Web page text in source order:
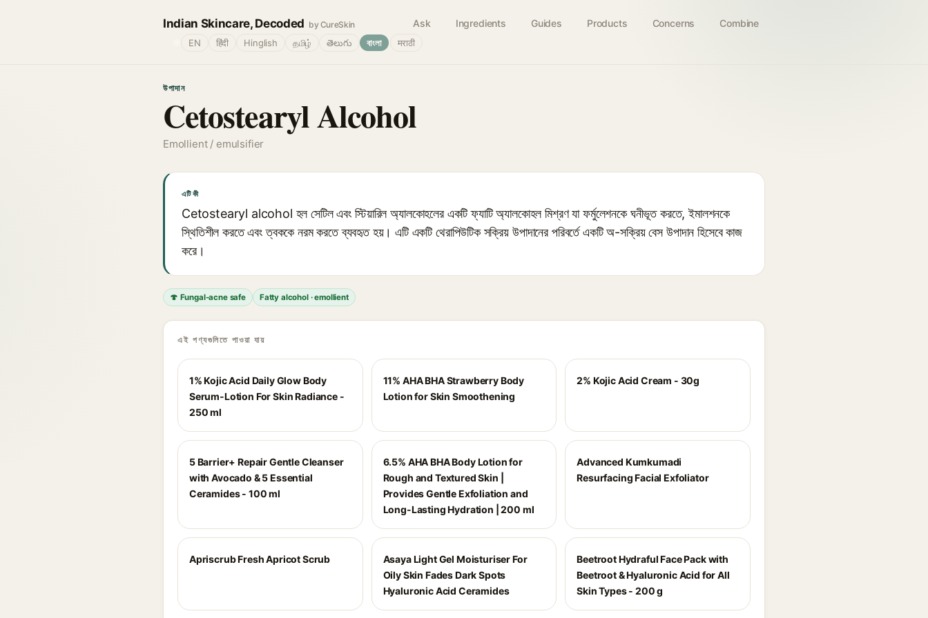
Indian Skincare, Decoded by CureSkin Ask Ingredients Guides Products Concerns Combine
EN हिंदी Hinglish தமிழ் తెలుగు বাংলা मराठी
উপাদান
Cetostearyl Alcohol
Emollient / emulsifier
এটি কী
Cetostearyl alcohol হল সেটিল এবং স্টিয়ারিল অ্যালকোহলের একটি ফ্যাটি অ্যালকোহল মিশ্রণ যা ফর্মুলেশনকে ঘনীভূত করতে, ইমালশনকে
স্থিতিশীল করতে এবং ত্বককে নরম করতে ব্যবহৃত হয়। এটি একটি থেরাপিউটিক সক্রিয় উপাদানের পরিবর্তে একটি অ-সক্রিয় বেস উপাদান হিসেবে কাজ
করে।
🍄 Fungal-acne safe Fatty alcohol · emollient
এই পণ্যগুলিতে পাওয়া যায়
1% Kojic Acid Daily Glow Body
Serum-Lotion For Skin Radiance -
250 ml
11% AHA BHA Strawberry Body
Lotion for Skin Smoothening
2% Kojic Acid Cream - 30g
5 Barrier+ Repair Gentle Cleanser
with Avocado & 5 Essential
Ceramides - 100 ml
6.5% AHA BHA Body Lotion for
Rough and Textured Skin |
Provides Gentle Exfoliation and
Long-Lasting Hydration | 200 ml
Advanced Kumkumadi
Resurfacing Facial Exfoliator
Apriscrub Fresh Apricot Scrub
Asaya Light Gel Moisturiser For
Oily Skin Fades Dark Spots
Hyaluronic Acid Ceramides
Beetroot Hydraful Face Pack with
Beetroot & Hyaluronic Acid for All
Skin Types - 200 g